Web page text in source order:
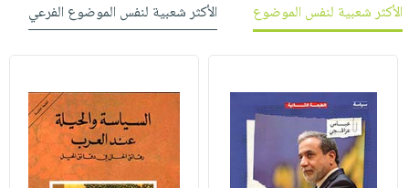
الأكثر شعبية لنفس الموضوع الأكثر شعبية لنفس الموضوع الفرعي